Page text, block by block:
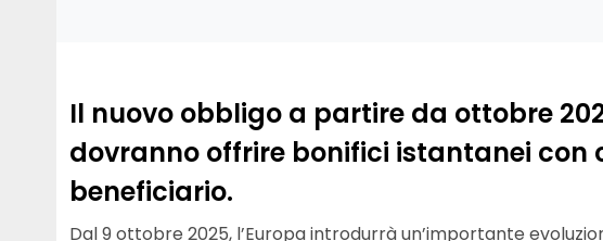
Il nuovo obbligo a partire da ottobre
dovranno offrire bonifici istantanei
beneficiario.
Dal 9 ottobre 2025, l’Europa introdurrà un’importante